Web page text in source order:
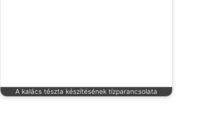
A kalács tészta készítésének tízparancsolata